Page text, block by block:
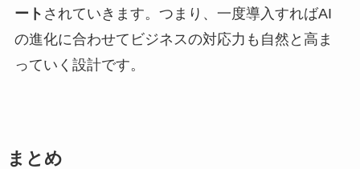
ート されていきます。つまり、一度導入すればAI
の進化に合わせてビジネスの対応力も自然と高ま
っていく設計です。
まとめ